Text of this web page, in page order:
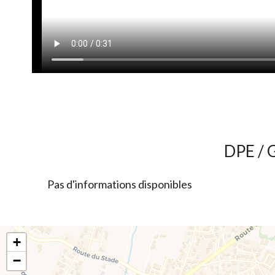
DPE /
Pas d'informations disponibles
+
−